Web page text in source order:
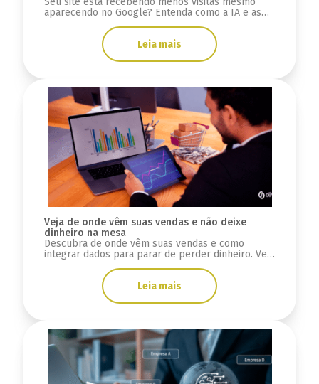
aparecendo no Google? Entenda como a IA e as
Leia mais
Veja de onde vêm suas vendas e não deixe
dinheiro na mesa
Descubra de onde vêm suas vendas e como
integrar dados para parar de perder dinheiro. Veja
Leia mais